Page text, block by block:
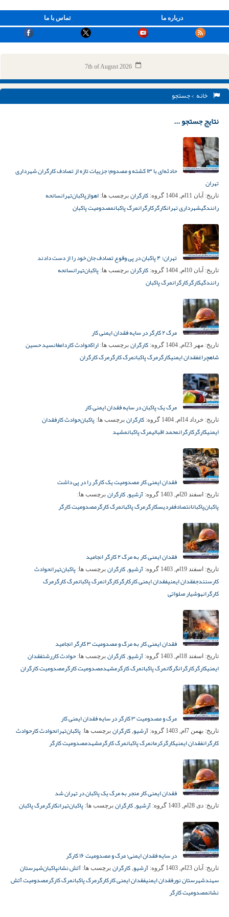
تماس با ما درباره ما
7th of August 2026
خانه > جستجو
نتایج جستجو ...
حادثه‌ای با ۱۳ کشته و مصدوم؛ جزییات تازه از تصادف کارگران شهرداری
تهران
تاریخ: آبان 11ام, 1404 گروه: کارگران برچسب ها: اهوازپاکبان‌تهرانسانحه
رانندگیشهرداری تهرانکارگرکارگرانمرگ پاکبانمصدومیت پاکبان
تهران؛ ۴ پاکبان در پی وقوع تصادف جان خود را از دست دادند
تاریخ: آبان 10ام, 1404 گروه: کارگران برچسب ها: پاکبان‌تهرانسانحه
رانندگیکارگرکارگرانمرگ پاکبان
مرگ ۲ کارگر در سایه فقدان ایمنی کار
تاریخ: مهر 23ام, 1404 گروه: کارگران برچسب ها: اراکحوادث کاردامغانسید حسین
شاهچراغفقدان ایمنیکارگرمرگ پاکبانمرگ کارگرمرگ کارگران
مرگ یک پاکبان در سایه فقدان ایمنی کار
تاریخ: خرداد 14ام, 1404 گروه: کارگران برچسب ها: پاکبان‌حوادث کارفقدان
ایمنیکارگرکارگرانمحمد اقبالیمرگ پاکبانمشهد
فقدان ایمنی کار مصدومیت یک کارگر را در پی داشت
تاریخ: اسفند 20ام, 1403 گروه: آرشیو, کارگران برچسب ها:
پاکبان‌پاکبانانتصادففردیسکارگرمرگ پاکبانمرگ کارگرمصدومیت کارگر
فقدان ایمنی کار به مرگ ۲ کارگر انجامید
تاریخ: اسفند 19ام, 1403 گروه: آرشیو, کارگران برچسب ها: پاکبان‌تهرانحوادث
کارسنندجفقدان ایمنیفقدان ایمنی کارکارگرکارگرانمرگ پاکبانمرگ کارگرمرگ
کارگرانهوشیار صلواتی
فقدان ایمنی کار به مرگ و مصدومیت ۳ کارگر انجامید
تاریخ: اسفند 18ام, 1403 گروه: آرشیو, کارگران برچسب ها: حوادث کاررشتفقدان
ایمنیکارگرکارگرانگرگانمرگ پاکبانمرگ کارگرمشهدمصدومیت کارگرمصدومیت کارگران
مرگ و مصدومیت ۳ کارگر در سایه فقدان ایمنی کار
تاریخ: بهمن 7ام, 1403 گروه: آرشیو, کارگران برچسب ها: پاکبان‌تهرانحوادث کارحوادث
کارگرانفقدان ایمنیکارگرکرمانمرگ پاکبانمرگ کارگرمشهدمصدومیت کارگر
فقدان ایمنی کار منجر به مرگ یک پاکبان در تهران شد
تاریخ: دی 28ام, 1403 گروه: آرشیو, کارگران برچسب ها: پاکبان‌تهرانکارگرمرگ پاکبان
در سایه فقدان ایمنی؛ مرگ و مصدومیت ۱۶ کارگر
تاریخ: آبان 23ام, 1403 گروه: آرشیو, کارگران برچسب ها: آتش نشانپاکبان‌شهرستان
سهندشهرستان نورفقدان ایمنیفقدان ایمنی کارکارگرمرگ پاکبانمرگ کارگرمصدومیت آتش‌
نشانمصدومیت کارگر